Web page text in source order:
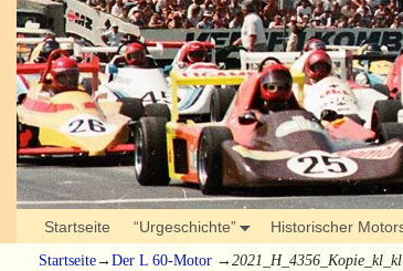
Startseite “Urgeschichte” Historischer
Startseite→ Der L 60-Motor → 2021_H_4356_Kopie_kl_kl